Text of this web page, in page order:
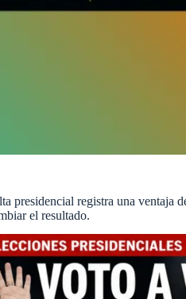
presidencial registra una ventaja
el resultado.